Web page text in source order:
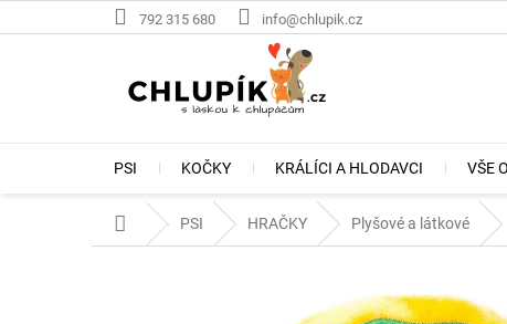
na
792 315 680 info@chlupik.cz
PSI KOČKY KRÁLÍCI A HLODAVCI VŠE
Domů PSI HRAČKY Plyšové a látkové